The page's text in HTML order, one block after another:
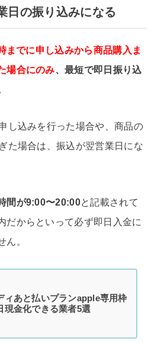
日の振り込みになる
までに申し込みから商品購入ま
場合にのみ、最短で即日振り込
し込みを行った場合や、商品の
た場合は、振込が翌営業日にな
間が9:00〜20:00と記載されて
だからといって必ず即日入金に
ん。
ィあと払いプランapple専用枠
現金化できる業者5選